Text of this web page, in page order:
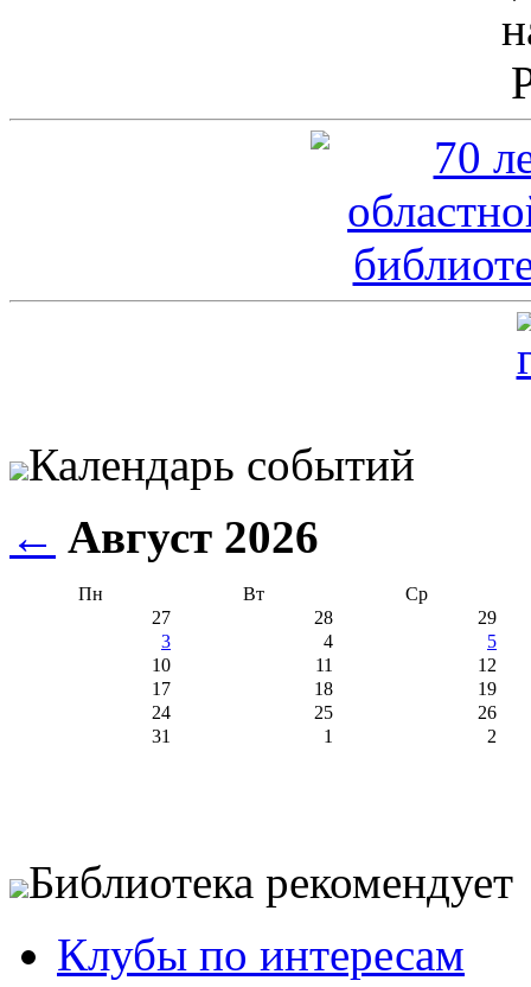
Календарь событий
← Август 2026
Пн Вт
Ср
27
28
29
3
4
5
10
11
12
17
18
19
24
25
26
31
1 2
Библиотека рекомендует
Клубы по интересам